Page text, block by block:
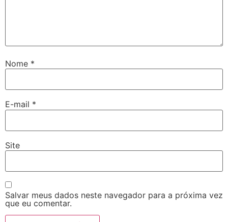
Nome *
E-mail *
Site
Salvar meus dados neste navegador para a próxima vez
que eu comentar.